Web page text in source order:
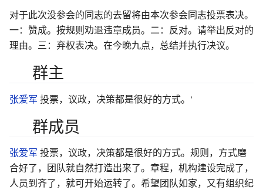
对于此次没参会的同志的去留将由本次参会同志投票表决。
一：赞成。按规则劝退违章成员。二：反对。请举出反对的
理由。三：弃权表决。在今晚九点，总结并执行决议。
群主
张爱军 投票，议政，决策都是很好的方式。‘
群成员
张爱军 投票，议政，决策都是很好的方式。规则，方式磨
合好了，团队就自然打造出来了。章程，机构建设完成了，
人员到齐了，就可开始运转了。希望团队如家，又有组织纪